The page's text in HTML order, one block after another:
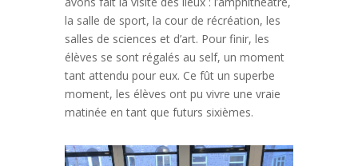
la salle de sport, la cour de récréation, les
salles de sciences et d’art. Pour finir, les
élèves se sont régalés au self, un moment
tant attendu pour eux. Ce fût un superbe
moment, les élèves ont pu vivre une vraie
matinée en tant que futurs sixièmes.